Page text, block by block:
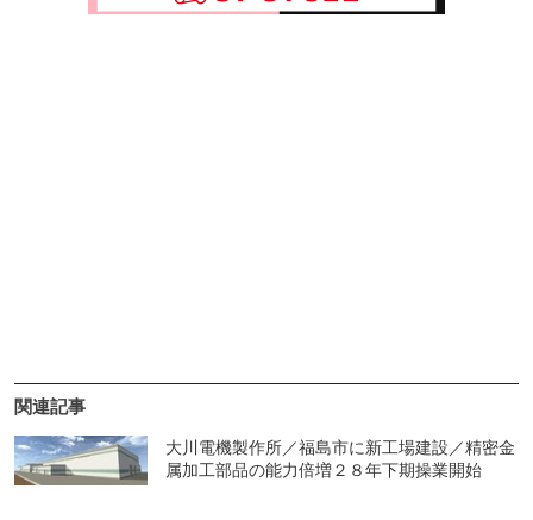
関連記事
大川電機製作所／福島市に新工場建設／精密金
属加工部品の能力倍増２８年下期操業開始